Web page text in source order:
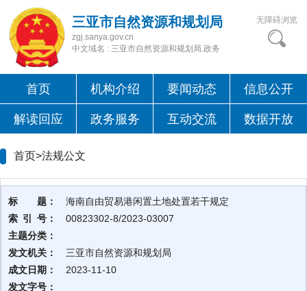
三亚市自然资源和规划局
zgj.sanya.gov.cn
中文域名 : 三亚市自然资源和规划局.政务
无障碍浏览
首页 机构介绍 要闻动态 信息公开
解读回应 政务服务 互动交流 数据开放
首页>法规公文
标 题：
海南自由贸易港闲置土地处置若干规定
索 引 号：
00823302-8/2023-03007
主题分类：
发文机关：
三亚市自然资源和规划局
成文日期：
2023-11-10
发文字号：